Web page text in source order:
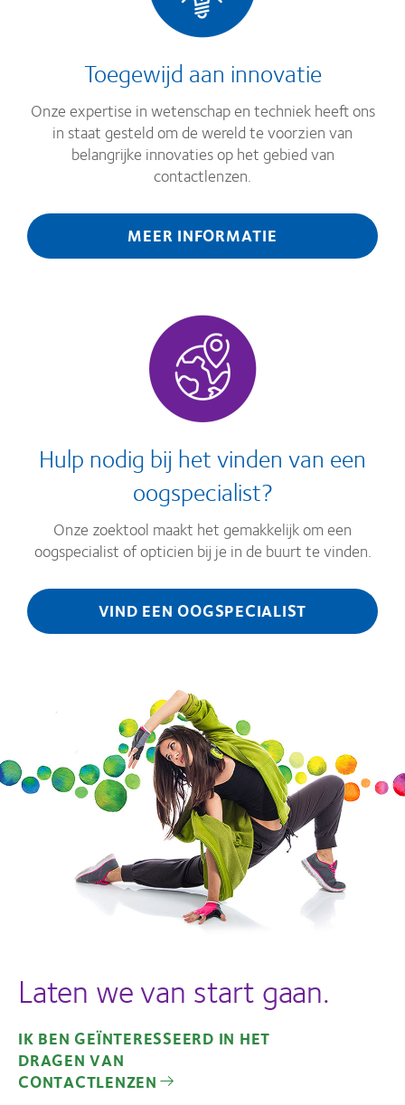
Toegewijd aan innovatie
Onze expertise in wetenschap en techniek heeft ons
in staat gesteld om de wereld te voorzien van
belangrijke innovaties op het gebied van
contactlenzen.
MEER INFORMATIE
Hulp nodig bij het vinden van een
oogspecialist?
Onze zoektool maakt het gemakkelijk om een
oogspecialist of opticien bij je in de buurt te vinden.
VIND EEN OOGSPECIALIST
Laten we van start gaan.
IK BEN GEÏNTERESSEERD IN HET
DRAGEN VAN
CONTACTLENZEN